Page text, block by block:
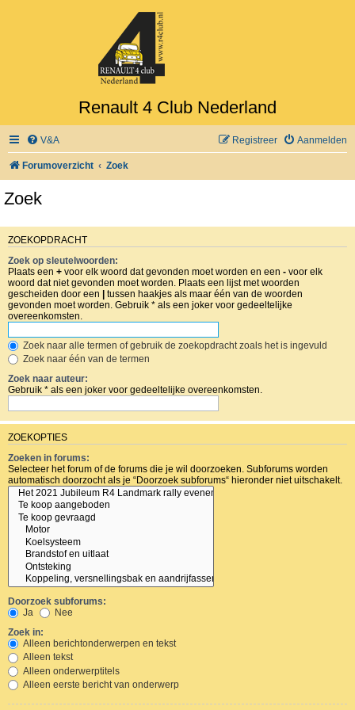
Renault 4 Club Nederland
V&A Aanmelden
Registreer
Forumoverzicht Zoek
Zoek
ZOEKOPDRACHT
Zoek op sleutelwoorden:
Plaats een + voor elk woord dat gevonden moet worden en een - voor elk
woord dat niet gevonden moet worden. Plaats een lijst met woorden
gescheiden door een | tussen haakjes als maar één van de woorden
gevonden moet worden. Gebruik * als een joker voor gedeeltelijke
overeenkomsten.
Zoek naar alle termen of gebruik de zoekopdracht zoals het is ingevuld
Zoek naar één van de termen
Zoek naar auteur:
Gebruik * als een joker voor gedeeltelijke overeenkomsten.
ZOEKOPTIES
Zoeken in forums:
Selecteer het forum of de forums die je wil doorzoeken. Subforums worden
automatisch doorzocht als je “Doorzoek subforums“ hieronder niet uitschakelt.
Doorzoek subforums:
Ja
Nee
Zoek in:
Alleen berichtonderwerpen en tekst
Alleen tekst
Alleen onderwerptitels
Alleen eerste bericht van onderwerp